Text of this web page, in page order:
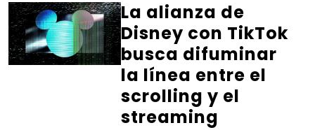
La alianza de
Disney con TikTok
busca difuminar
la línea entre el
scrolling y el
streaming